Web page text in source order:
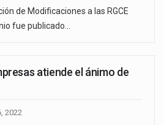
de Modificaciones a las RGCE
fue publicado…
atiende el ánimo de
2022